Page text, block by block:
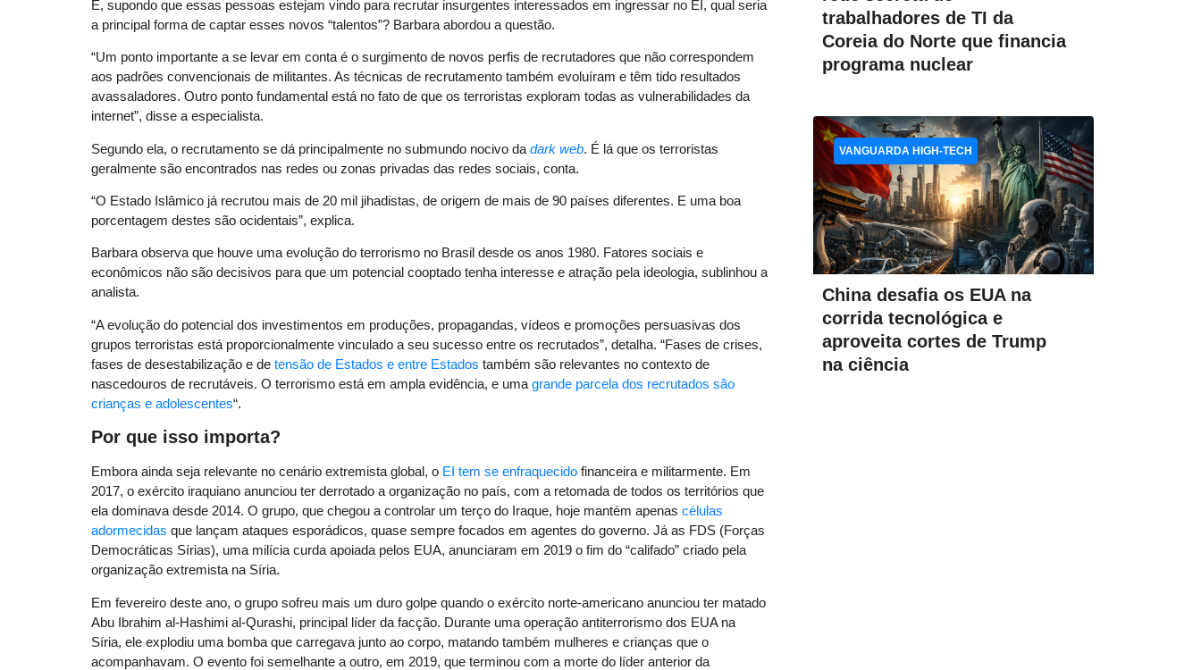
E, supondo que essas pessoas estejam vindo para recrutar insurgentes interessados em ingressar no EI, qual seria
a principal forma de captar esses novos “talentos”? Barbara abordou a questão.
“Um ponto importante a se levar em conta é o surgimento de novos perfis de recrutadores que não correspondem
aos padrões convencionais de militantes. As técnicas de recrutamento também evoluíram e têm tido resultados
avassaladores. Outro ponto fundamental está no fato de que os terroristas exploram todas as vulnerabilidades da
internet”, disse a especialista.
Segundo ela, o recrutamento se dá principalmente no submundo nocivo da dark web. É lá que os terroristas
geralmente são encontrados nas redes ou zonas privadas das redes sociais, conta.
“O Estado Islâmico já recrutou mais de 20 mil jihadistas, de origem de mais de 90 países diferentes. E uma boa
porcentagem destes são ocidentais”, explica.
Barbara observa que houve uma evolução do terrorismo no Brasil desde os anos 1980. Fatores sociais e
econômicos não são decisivos para que um potencial cooptado tenha interesse e atração pela ideologia, sublinhou a
analista.
“A evolução do potencial dos investimentos em produções, propagandas, vídeos e promoções persuasivas dos
grupos terroristas está proporcionalmente vinculado a seu sucesso entre os recrutados”, detalha. “Fases de crises,
fases de desestabilização e de tensão de Estados e entre Estados também são relevantes no contexto de
nascedouros de recrutáveis. O terrorismo está em ampla evidência, e uma grande parcela dos recrutados são
crianças e adolescentes“.
Por que isso importa?
Embora ainda seja relevante no cenário extremista global, o EI tem se enfraquecido financeira e militarmente. Em
2017, o exército iraquiano anunciou ter derrotado a organização no país, com a retomada de todos os territórios que
ela dominava desde 2014. O grupo, que chegou a controlar um terço do Iraque, hoje mantém apenas células
adormecidas que lançam ataques esporádicos, quase sempre focados em agentes do governo. Já as FDS (Forças
Democráticas Sírias), uma milícia curda apoiada pelos EUA, anunciaram em 2019 o fim do “califado” criado pela
organização extremista na Síria.
Em fevereiro deste ano, o grupo sofreu mais um duro golpe quando o exército norte-americano anunciou ter matado
Abu Ibrahim al-Hashimi al-Qurashi, principal líder da facção. Durante uma operação antiterrorismo dos EUA na
Síria, ele explodiu uma bomba que carregava junto ao corpo, matando também mulheres e crianças que o
acompanhavam. O evento foi semelhante a outro, em 2019, que terminou com a morte do líder anterior da
trabalhadores de TI da
Coreia do Norte que financia
programa nuclear
China desafia os EUA na
corrida tecnológica e
aproveita cortes de Trump
na ciência
VANGUARDA HIGH-TECH